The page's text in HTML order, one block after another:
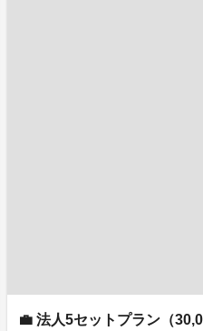
💼 法人5セットプラン（